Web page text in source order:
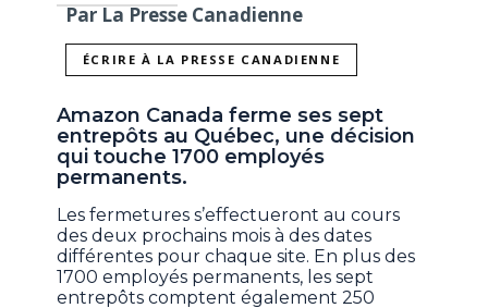
Par La Presse Canadienne
ÉCRIRE À LA PRESSE CANADIENNE
Amazon Canada ferme ses sept
entrepôts au Québec, une décision
qui touche 1700 employés
permanents.
Les fermetures s’effectueront au cours
des deux prochains mois à des dates
différentes pour chaque site. En plus des
1700 employés permanents, les sept
entrepôts comptent également 250